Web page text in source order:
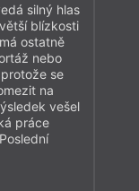
silný hlas
blízkosti
ostatně
nebo
se
na
vešel
práce